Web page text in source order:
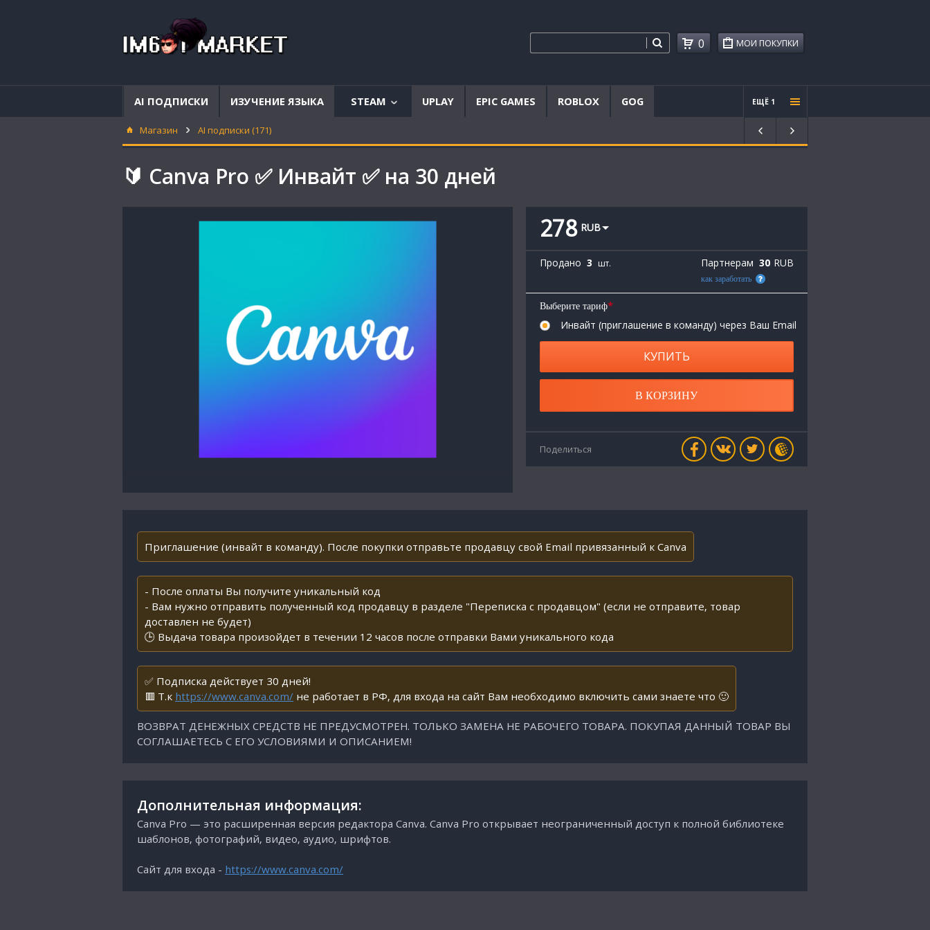
МОИ ПОКУПКИ
0
AI ПОДПИСКИ ИЗУЧЕНИЕ ЯЗЫКА STEAM
аккаунты
UPLAY EPIC GAMES ROBLOX GOG ЕЩЁ 1
Проче
е
Магазин AI подписки (171)
🔰 Canva Pro ✅ Инвайт ✅ на 30 дней
278 RUB
Продано 3 шт. Партнерам 30 RUB
как заработать
Выберите тариф*
Инвайт (приглашение в команду) через Ваш Email
КУПИТЬ
В КОРЗИНУ
Поделиться
Приглашение (инвайт в команду). После покупки отправьте продавцу свой Email привязанный к Canva
- После оплаты Вы получите уникальный код
- Вам нужно отправить полученный код продавцу в разделе "Переписка с продавцом" (если не отправите, товар
доставлен не будет)
🕒 Выдача товара произойдет в течении 12 часов после отправки Вами уникального кода
✅ Подписка действует 30 дней!
🟥 Т.к https://www.canva.com/ не работает в РФ, для входа на сайт Вам необходимо включить сами знаете что 🙂
ВОЗВРАТ ДЕНЕЖНЫХ СРЕДСТВ НЕ ПРЕДУСМОТРЕН. ТОЛЬКО ЗАМЕНА НЕ РАБОЧЕГО ТОВАРА. ПОКУПАЯ ДАННЫЙ ТОВАР ВЫ
СОГЛАШАЕТЕСЬ С ЕГО УСЛОВИЯМИ И ОПИСАНИЕМ!
Дополнительная информация:
Canva Pro — это расширенная версия редактора Canva. Canva Pro открывает неограниченный доступ к полной библиотеке
шаблонов, фотографий, видео, аудио, шрифтов.
Сайт для входа - https://www.canva.com/